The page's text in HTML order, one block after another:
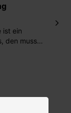
unter 60
der
ist ein
den muss
2
enthält
der